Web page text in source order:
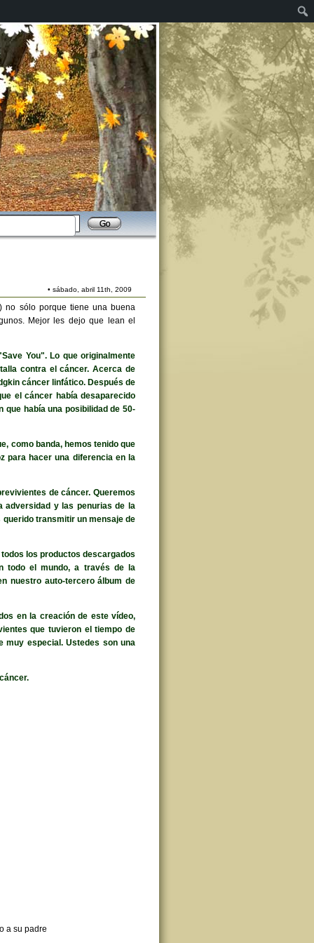
• sábado, abril 11th, 2009
no sólo porque tiene una buena
Mejor les dejo que lean el
You". Lo que originalmente
contra el cáncer. Acerca de
cáncer linfático. Después de
el cáncer había desaparecido
que había una posibilidad de 50-
como banda, hemos tenido que
para hacer una diferencia en la
de cáncer. Queremos
adversidad y las penurias de la
transmitir un mensaje de
los productos descargados
todo el mundo, a través de la
nuestro auto-tercero álbum de
en la creación de este vídeo,
que tuvieron el tiempo de
muy especial. Ustedes son una
a su padre